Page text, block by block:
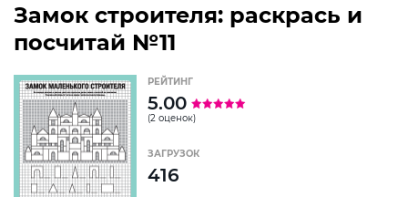
Замок строителя: раскрась и
посчитай №11
РЕЙТИНГ
5.00
(2 оценок)
ЗАГРУЗОК
416